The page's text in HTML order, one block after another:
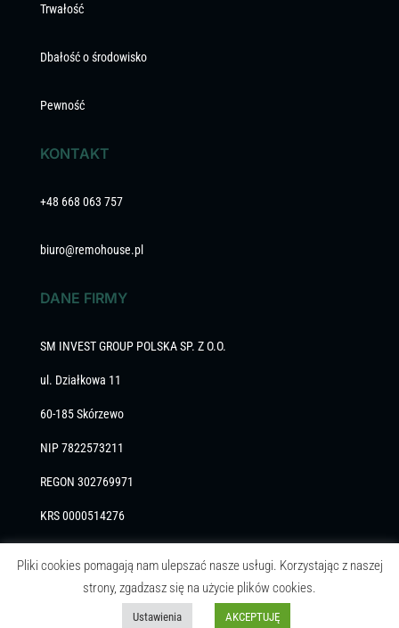
Trwałość
Dbałość o środowisko
Pewność
KONTAKT
+48 668 063 757
biuro@remohouse.pl
DANE FIRMY
SM INVEST GROUP POLSKA SP. Z O.O.
ul. Działkowa 11
60-185 Skórzewo
NIP 7822573211
REGON 302769971
KRS 0000514276
Polityka prywatności
Pliki cookies pomagają nam ulepszać nasze usługi. Korzystając z naszej
strony, zgadzasz się na użycie plików cookies.
Ustawienia AKCEPTUJĘ